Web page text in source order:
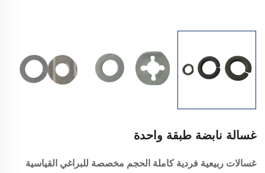
غسالة نابضة طبقة واحدة
غسالات ربيعية فردية كاملة الحجم مخصصة للبراغي القياسية